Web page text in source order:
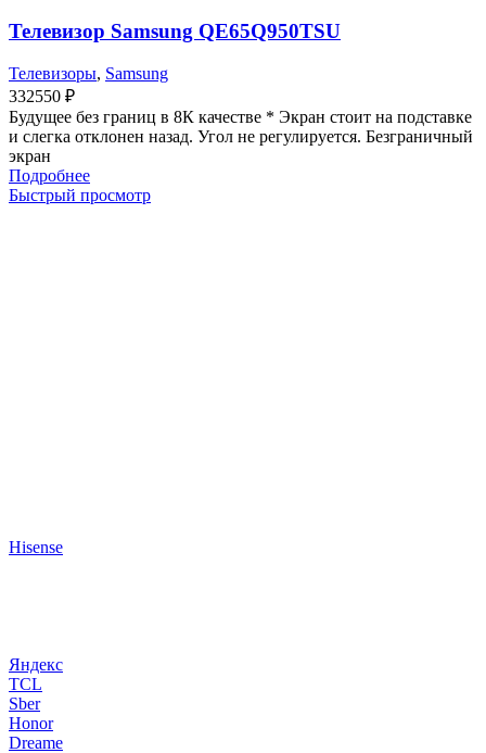
Телевизор Samsung QE65Q950TSU
Телевизоры, Samsung
332550 ₽
Будущее без границ в 8К качестве * Экран стоит на подставке
и слегка отклонен назад. Угол не регулируется. Безграничный
экран
Подробнее
Быстрый просмотр
Hisense
Яндекс
TCL
Sber
Honor
Dreame